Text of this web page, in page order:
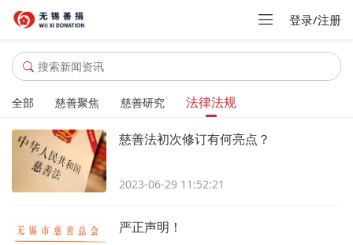
登录/注册
全部 慈善聚焦 慈善研究 法律法规
慈善法初次修订有何亮点？
2023-06-29 11:52:21
严正声明！